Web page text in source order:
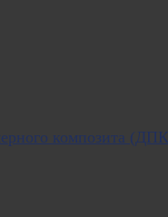
композита